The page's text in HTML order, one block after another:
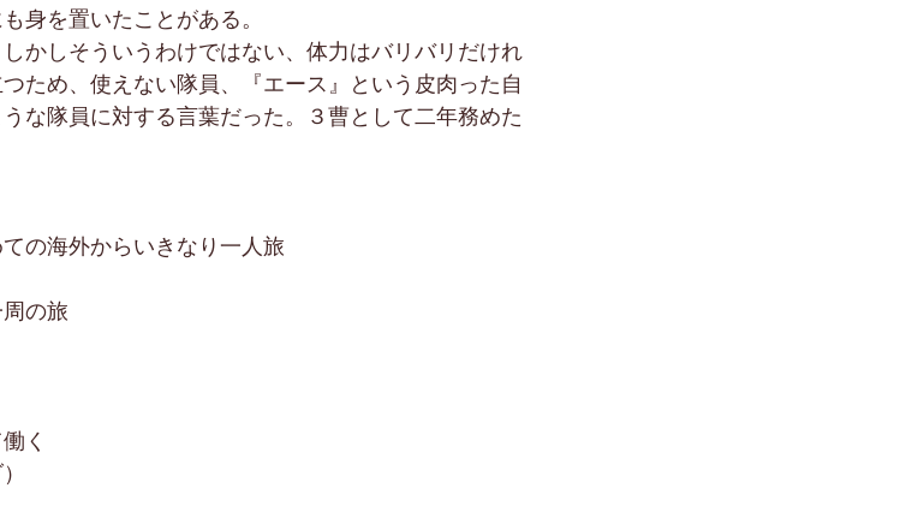
身を置いたことがある。
かしそういうわけではない、体力はバリバリだけれ
ため、使えない隊員、『エース』という皮肉った自
な隊員に対する言葉だった。３曹として二年務めた
の海外からいきなり一人旅
の旅
く